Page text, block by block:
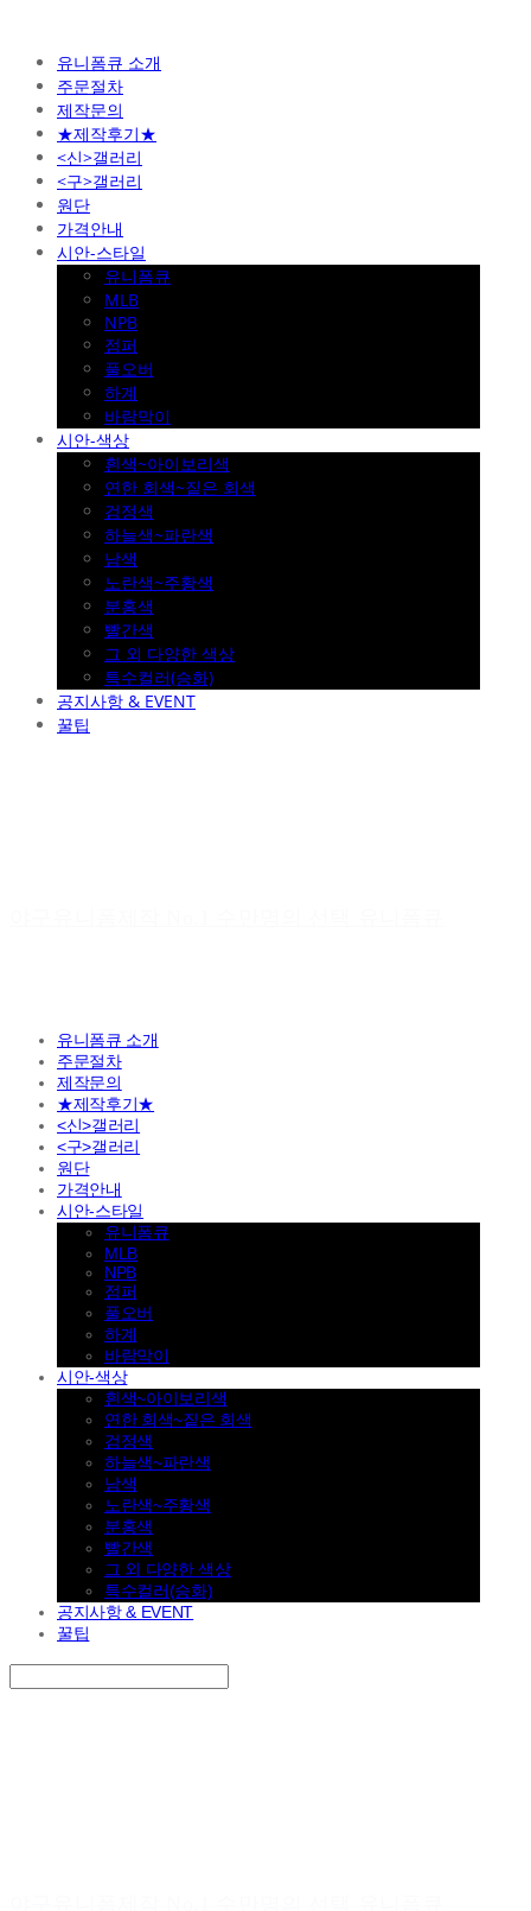
유니폼큐 소개
주문절차
제작문의
★제작후기★
<신>갤러리
<구>갤러리
원단
가격안내
시안-스타일
유니폼큐
MLB
NPB
점퍼
풀오버
하계
바람막이
시안-색상
흰색~아이보리색
연한 회색~짙은 회색
검정색
하늘색~파란색
남색
노란색~주황색
분홍색
빨간색
그 외 다양한 색상
특수컬러(승화)
공지사항 & EVENT
꿀팁
유니폼큐 소개
주문절차
제작문의
★제작후기★
<신>갤러리
<구>갤러리
원단
가격안내
시안-스타일
유니폼큐
MLB
NPB
점퍼
풀오버
하계
바람막이
시안-색상
흰색~아이보리색
연한 회색~짙은 회색
검정색
하늘색~파란색
남색
노란색~주황색
분홍색
빨간색
그 외 다양한 색상
특수컬러(승화)
공지사항 & EVENT
꿀팁